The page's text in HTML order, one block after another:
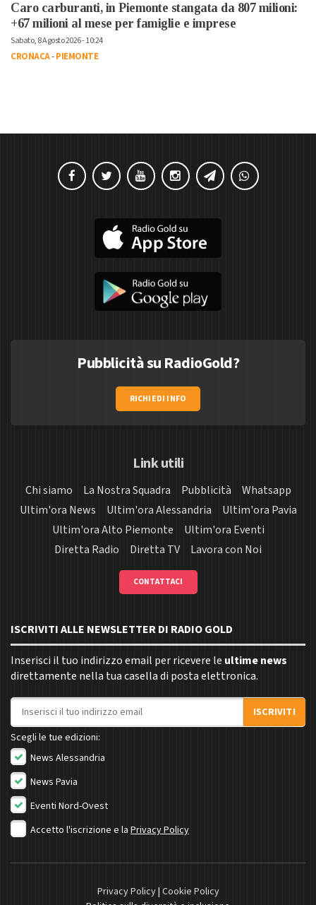
Caro carburanti, in Piemonte stangata da 807 milioni:
+67 milioni al mese per famiglie e imprese
Sabato, 8 Agosto 2026 - 10:24
CRONACA-PIEMONTE
Pubblicità su RadioGold?
RICHIEDI INFO
Link utili
Chi siamo La Nostra Squadra Pubblicità
Whatsapp
Ultim'ora News
Ultim'ora Alessandria
Ultim'ora Pavia
Ultim'ora Alto Piemonte
Ultim'ora Eventi
Diretta Radio
Diretta TV Lavora con Noi
CONTATTACI
ISCRIVITI ALLE NEWSLETTER DI RADIO GOLD
Inserisci il tuo indirizzo email per ricevere le ultime news
direttamente nella tua casella di posta elettronica.
Indirizzo email
ISCRIVITI
Scegli le tue edizioni:
News Alessandria
News Pavia
Eventi Nord-Ovest
Accetto l'iscrizione e la Privacy Policy
Privacy Policy| Cookie Policy